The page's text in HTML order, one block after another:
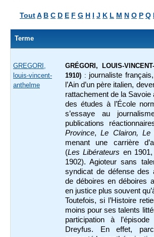
ToutA B C D E F G H I J K L M N O P Q
Terme
GREGORI,
louis-vincent-
anthelme
GRÉGORI, LOUIS-
1910) : journaliste
l’Ain d’un père italien,
rattachement de la Savoie
des études à l’École
s’essaye au
publications
Province,Le Clairon, Le
menant une carrière
(Les Libérateurs en 1901,
1902). Agioteur sans
syndicat de défense des
de déboires en déboires
en justice plus souvent
Toutefois, si l’Histoire
moins pour ses talents
participation à
Dreyfus. En effet,